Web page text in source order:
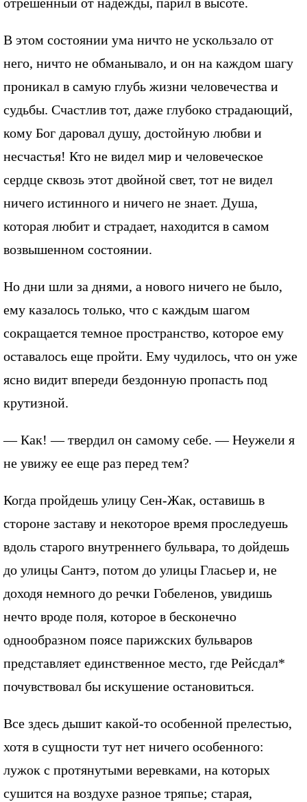
В этом состоянии ума ничто не ускользало от
него, ничто не обманывало, и он на каждом шагу
проникал в самую глубь жизни человечества и
судьбы. Счастлив тот, даже глубоко страдающий,
кому Бог даровал душу, достойную любви и
несчастья! Кто не видел мир и человеческое
сердце сквозь этот двойной свет, тот не видел
ничего истинного и ничего не знает. Душа,
которая любит и страдает, находится в самом
возвышенном состоянии.
Но дни шли за днями, а нового ничего не было,
ему казалось только, что с каждым шагом
сокращается темное пространство, которое ему
оставалось еще пройти. Ему чудилось, что он уже
ясно видит впереди бездонную пропасть под
крутизной.
— Как! — твердил он самому себе. — Неужели я
не увижу ее еще раз перед тем?
Когда пройдешь улицу Сен-Жак, оставишь в
стороне заставу и некоторое время проследуешь
вдоль старого внутреннего бульвара, то дойдешь
до улицы Сантэ, потом до улицы Гласьер и, не
доходя немного до речки Гобеленов, увидишь
нечто вроде поля, которое в бесконечно
однообразном поясе парижских бульваров
представляет единственное место, где Рейсдал*
почувствовал бы искушение остановиться.
Все здесь дышит какой-то особенной прелестью,
хотя в сущности тут нет ничего особенного:
лужок с протянутыми веревками, на которых
сушится на воздухе разное тряпье; старая,